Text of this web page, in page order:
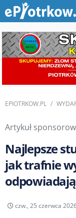
EPIOTRKOW.PL
Artykuł
Najlepsze
jak trafnie
czw., 25 czerwca